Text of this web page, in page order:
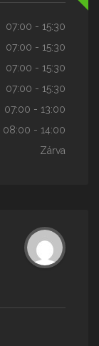
07:00 - 15:30
07:00 - 15:30
07:00 - 15:30
07:00 - 15:30
07:00 - 13:00
08:00 - 14:00
Zárva